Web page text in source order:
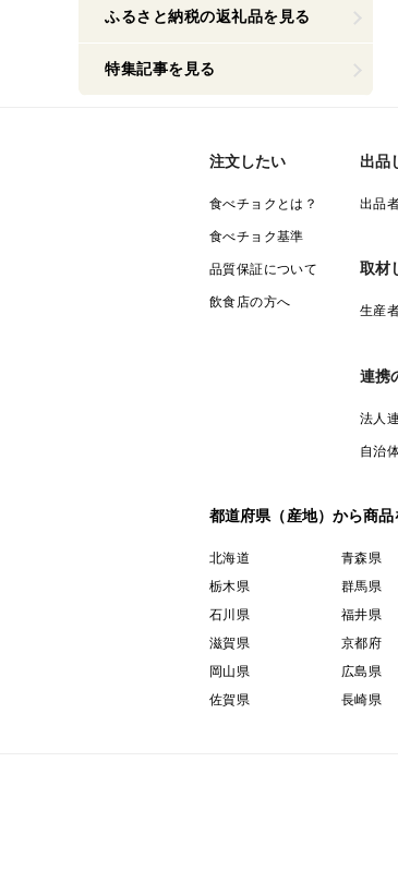
ふるさと納税の返礼品を見る
特集記事を見る
注文したい
食べチョクとは？
食べチョク基準
品質保証について
飲食店の方へ
出品
出品
取材
生産
連携
法人
自治
都道府県（産地）から商品
北海道 青森県
栃木県
群馬県
石川県
福井県
滋賀県
京都府
岡山県
広島県
佐賀県
長崎県